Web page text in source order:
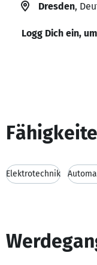
Dresden,
Logg Dich ein,
Elektrotechnik